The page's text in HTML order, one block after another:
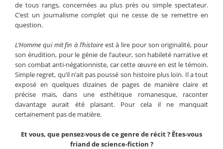
de tous rangs, concernées au plus près ou simple spectateur.
C’est un journalisme complet qui ne cesse de se remettre en
question.
L’Homme qui mit fin à l’histoireest à lire pour son originalité, pour
son érudition, pour le génie de l’auteur, son habileté narrative et
son combat anti-négationniste, car cette œuvre en est le témoin.
Simple regret, qu’il n’ait pas poussé son histoire plus loin. Il a tout
exposé en quelques dizaines de pages de manière claire et
précise mais, dans une esthétique romanesque, raconter
davantage aurait été plaisant. Pour cela il ne manquait
certainement pas de matière.
Et vous, que pensez-vous de ce genre de récit ? Êtes-vous
friand de science-fiction ?